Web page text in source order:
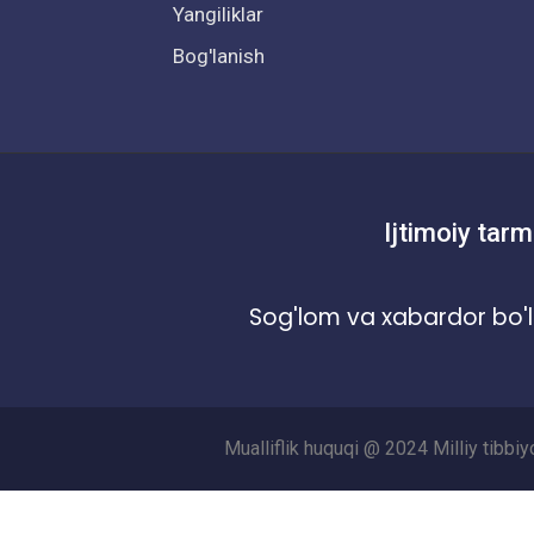
Yangiliklar
Bog'lanish
Ijtimoiy
Sog'lom va xabardor
Mualliflik huquqi @ 2024 Milliy